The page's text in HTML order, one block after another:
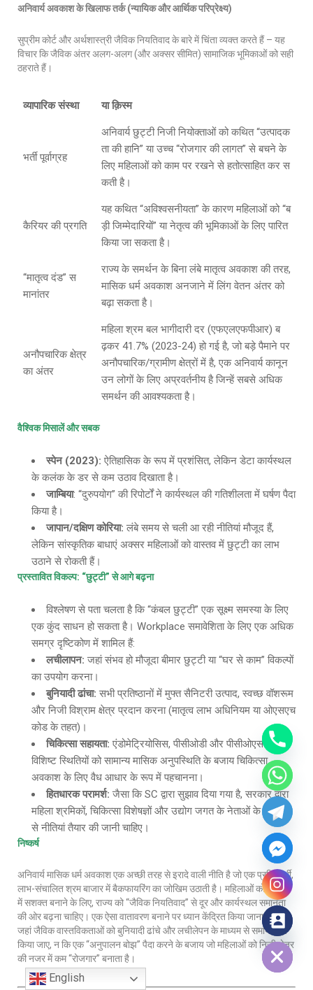
अनिवार्य अवकाश के खिलाफ तर्क(न्यायिक और आर्थिक परिप्रेक्ष्य)
सुप्रीम कोर्ट और अर्थशास्त्री जैविक नियतिवाद के बारे में चिंता व्यक्त करते हैं – यह
विचार कि जैविक अंतर अलग-अलग (और अक्सर सीमित) सामाजिक भूमिकाओं को सही
ठहराते हैं।
व्‍यापारिक संस्‍था या क़िस्‍म
भर्ती पूर्वाग्रह
अनिवार्य छुट्टी निजी नियोक्ताओं को कथित “उत्पादक
ता की हानि” या उच्च “रोजगार की लागत” से बचने के
लिए महिलाओं को काम पर रखने से हतोत्साहित कर स
कती है।
कैरियर की प्रगति
यह कथित “अविश्वसनीयता” के कारण महिलाओं को “ब
ड़ी जिम्मेदारियों” या नेतृत्व की भूमिकाओं के लिए पारित
किया जा सकता है।
“मातृत्व दंड” स
मानांतर
राज्य के समर्थन के बिना लंबे मातृत्व अवकाश की तरह,
मासिक धर्म अवकाश अनजाने में लिंग वेतन अंतर को
बढ़ा सकता है।
अनौपचारिक क्षेत्र
का अंतर
महिला श्रम बल भागीदारी दर (एफएलएफपीआर) ब
ढ़कर 41.7% (2023-24) हो गई है, जो बड़े पैमाने पर
अनौपचारिक/ग्रामीण क्षेत्रों में है, एक अनिवार्य कानून
उन लोगों के लिए अप्रवर्तनीय है जिन्हें सबसे अधिक
समर्थन की आवश्यकता है।
वैश्विक मिसालें और सबक
स्पेन(2023): ऐतिहासिक के रूप में प्रशंसित, लेकिन डेटा कार्यस्थल
के कलंक के डर से कम उठाव दिखाता है।
जाम्बिया: “दुरुपयोग” की रिपोर्टों ने कार्यस्थल की गतिशीलता में घर्षण पैदा
किया है।
जापान/दक्षिण कोरिया: लंबे समय से चली आ रही नीतियां मौजूद हैं,
लेकिन सांस्कृतिक बाधाएं अक्सर महिलाओं को वास्तव में छुट्टी का लाभ
उठाने से रोकती हैं।
प्रस्तावित विकल्प: “छुट्टी” से आगे बढ़ना
विश्लेषण से पता चलता है कि “कंबल छुट्टी” एक सूक्ष्म समस्या के लिए
एक कुंद साधन हो सकता है। Workplace समावेशिता के लिए एक अधिक
समग्र दृष्टिकोण में शामिल हैं:
लचीलापन: जहां संभव हो मौजूदा बीमार छुट्टी या “घर से काम” विकल्पों
का उपयोग करना।
बुनियादी ढांचा: सभी प्रतिष्ठानों में मुफ्त सैनिटरी उत्पाद, स्वच्छ वॉशरूम
और निजी विश्राम क्षेत्र प्रदान करना (मातृत्व लाभ अधिनियम या ओएसएच
कोड के तहत)।
चिकित्सा सहायता: एंडोमेट्रियोसिस, पीसीओडी और पीसीओएस जैसी
विशिष्ट स्थितियों को सामान्य मासिक अनुपस्थिति के बजाय चिकित्सा
अवकाश के लिए वैध आधार के रूप में पहचानना।
हितधारक परामर्श: जैसा कि SC द्वारा सुझाव दिया गया है, सरकार द्वारा
महिला श्रमिकों, चिकित्सा विशेषज्ञों और उद्योग जगत के नेताओं के परामर्श
से नीतियां तैयार की जानी चाहिए।
निष्कर्ष
अनिवार्य मासिक धर्म अवकाश एक अच्छी तरह से इरादे वाली नीति है जो एक प्रतिस्पर्धी,
लाभ-संचालित श्रम बाजार में बैकफायरिंग का जोखिम उठाती है। महिलाओं को वास्तव
में सशक्त बनाने के लिए, राज्य को “जैविक नियतिवाद” से दूर और कार्यस्थल समानता
की ओर बढ़ना चाहिए। एक ऐसा वातावरण बनाने पर ध्यान केंद्रित किया जाना चाहिए
जहां जैविक वास्तविकताओं को बुनियादी ढांचे और लचीलेपन के माध्यम से समायोजित
किया जाए, न कि एक “अनुपालन बोझ” पैदा करने के बजाय जो महिलाओं को निजी क्षेत्र
की नजर में कम “रोजगार” बनाता है।
English
Hide chaty